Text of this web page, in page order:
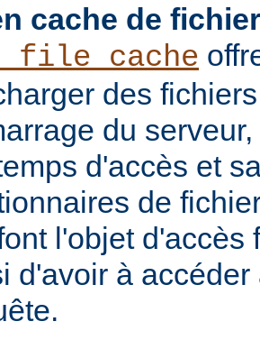
cache de
des
du
d'accès et
de
l'objet d'accès
d'avoir à